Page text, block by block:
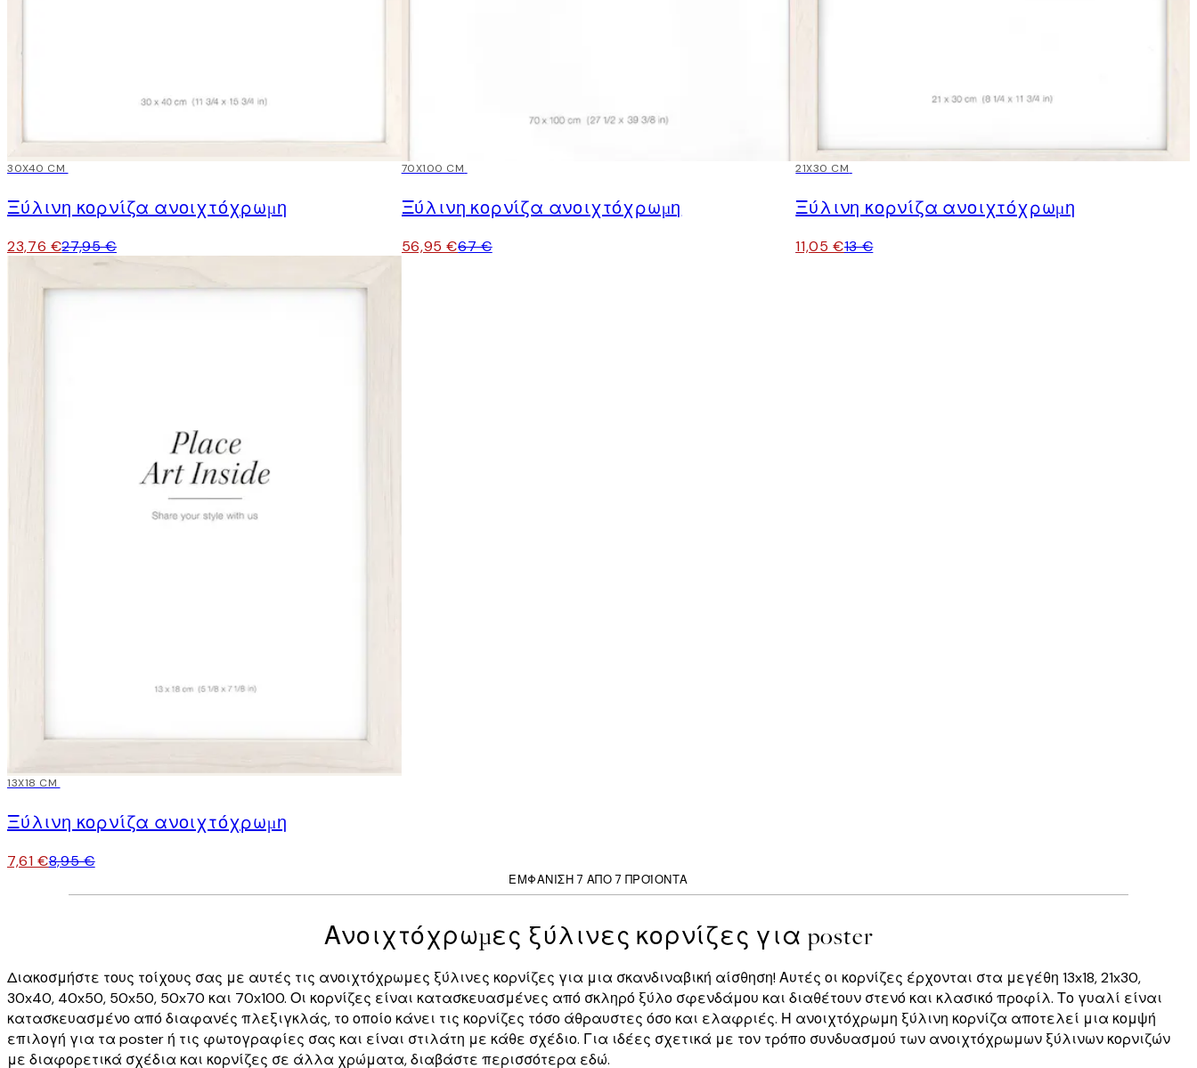
15%*
30X40 CM
Ξύλινη κορνίζα ανοιχτόχρωμη
23,76 €27,95 €
15%*
70X100 CM
Ξύλινη κορνίζα ανοιχτόχρωμη
56,95 €67 €
15%*
21X30 CM
Ξύλινη κορνίζα ανοιχτόχρωμη
11,05 €13 €
15%*
13X18 CM
Ξύλινη κορνίζα ανοιχτόχρωμη
7,61 €8,95 €
ΕΜΦΆΝΙΣΗ 7 ΑΠΌ 7 ΠΡΟΪΌΝΤΑ
Ανοιχτόχρωμες ξύλινες κορνίζες για poster
Διακοσμήστε τους τοίχους σας με αυτές τις ανοιχτόχρωμες ξύλινες κορνίζες για μια σκανδιναβική αίσθηση! Αυτές οι κορνίζες έρχονται στα μεγέθη 13x18, 21x30,
30x40, 40x50, 50x50, 50x70 και 70x100. Οι κορνίζες είναι κατασκευασμένες από σκληρό ξύλο σφενδάμου και διαθέτουν στενό και κλασικό προφίλ. Το γυαλί είναι
κατασκευασμένο από διαφανές πλεξιγκλάς, το οποίο κάνει τις κορνίζες τόσο άθραυστες όσο και ελαφριές. Η ανοιχτόχρωμη ξύλινη κορνίζα αποτελεί μια κομψή
επιλογή για τα poster ή τις φωτογραφίες σας και είναι στιλάτη με κάθε σχέδιο. Για ιδέες σχετικά με τον τρόπο συνδυασμού των ανοιχτόχρωμων ξύλινων κορνιζών
με διαφορετικά σχέδια και κορνίζες σε άλλα χρώματα, διαβάστε περισσότερα εδώ.